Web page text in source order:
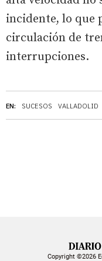
EN: SUCESOS VALLADOLID
incidente, lo que
circulación de
interrupciones.
Copyright ©2026